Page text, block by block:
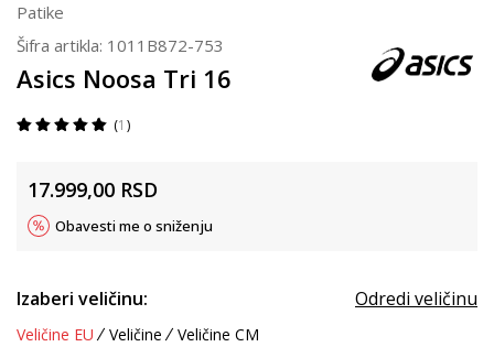
Patike
Šifra artikla: 1011B872-753
Asics Noosa Tri 16
1
17.999,00 RSD
Obavesti me o sniženju
Izaberi veličinu: Odredi veličinu
Veličine EU Veličine Veličine CM